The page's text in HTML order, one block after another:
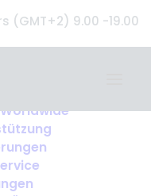
(GMT+2) 9.00 -19.00